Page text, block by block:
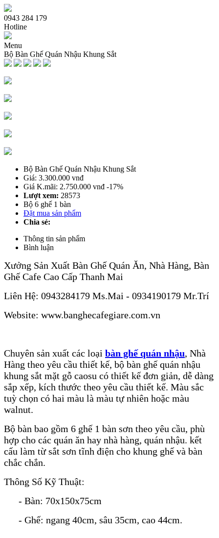
0943 284 179
Hotline
Menu
Bàn Ghế Quầy Bar Cafe
Bàn Ghế Cafe Xích Đu Nhựa Giả Mây
Bàn Cafe
Bàn Ghế Cafe Nhựa
Dịch vụ
Liên hệ
Bộ Bàn Ghế Quán Nhậu Khung Sắt
Bộ Bàn Ghế Quán Nhậu Khung Sắt
Giá: 3.300.000 vnđ
Giá K.mãi: 2.750.000 vnđ -17%
Lượt xem: 28573
Bộ 6 ghế 1 bàn
Đặt mua sản phẩm
Chia sẻ:
Thông tin sản phẩm
Bình luận
Xưởng Sản Xuất Bàn Ghế Quán Ăn, Nhà Hàng, Bàn
Ghế Cafe Cao Cấp Thanh Mai
Liên Hệ: 0943284179 Ms.Mai - 0934190179 Mr.Trí
Website: www.banghecafegiare.com.vn
Chuyên sản xuất các loại bàn ghế quán nhậu, Nhà
Hàng theo yêu cầu thiết kế, bộ bàn ghế quán nhậu
khung sắt mặt gỗ caosu có thiết kế đơn giản, dễ dàng
sắp xếp, kích thước theo yêu cầu thiết kế. Màu sắc
tuỳ chọn có hai màu là màu tự nhiên hoặc màu
walnut.
Bộ bàn bao gồm 6 ghế 1 bàn sơn theo yêu cầu, phù
hợp cho các quán ăn hay nhà hàng, quán nhậu. kết
cấu làm từ sắt sơn tĩnh điện cho khung ghế và bàn
chắc chắn.
Thông Số Kỹ Thuật:
- Bàn: 70x150x75cm
- Ghế: ngang 40cm, sâu 35cm, cao 44cm.